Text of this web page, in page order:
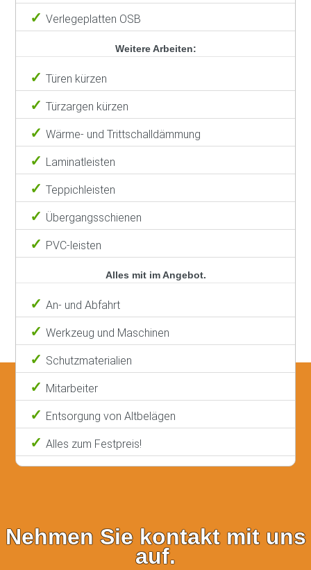
Verlegeplatten OSB
Weitere Arbeiten:
Türen kürzen
Türzargen kürzen
Wärme- und Trittschalldämmung
Laminatleisten
Teppichleisten
Übergangsschienen
PVC-leisten
Alles mit im Angebot.
An- und Abfahrt
Werkzeug und Maschinen
Schutzmaterialien
Mitarbeiter
Entsorgung von Altbelägen
Alles zum Festpreis!
Nehmen Sie kontakt mit uns
auf.